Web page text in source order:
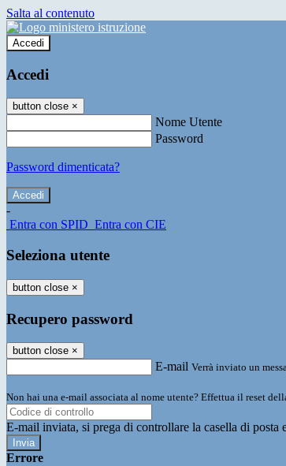
Salta al contenuto
Accedi
Accedi
button close ×
Nome Utente
Password
Password dimenticata?
-
Entra con SPID Entra con CIE
Seleziona utente
button close ×
Recupero password
button close ×
E-mail Verrà inviato un
Non hai una e-mail associata al nome utente? Effettua il reset
E-mail inviata, si prega di controllare la casella di posta
Errore